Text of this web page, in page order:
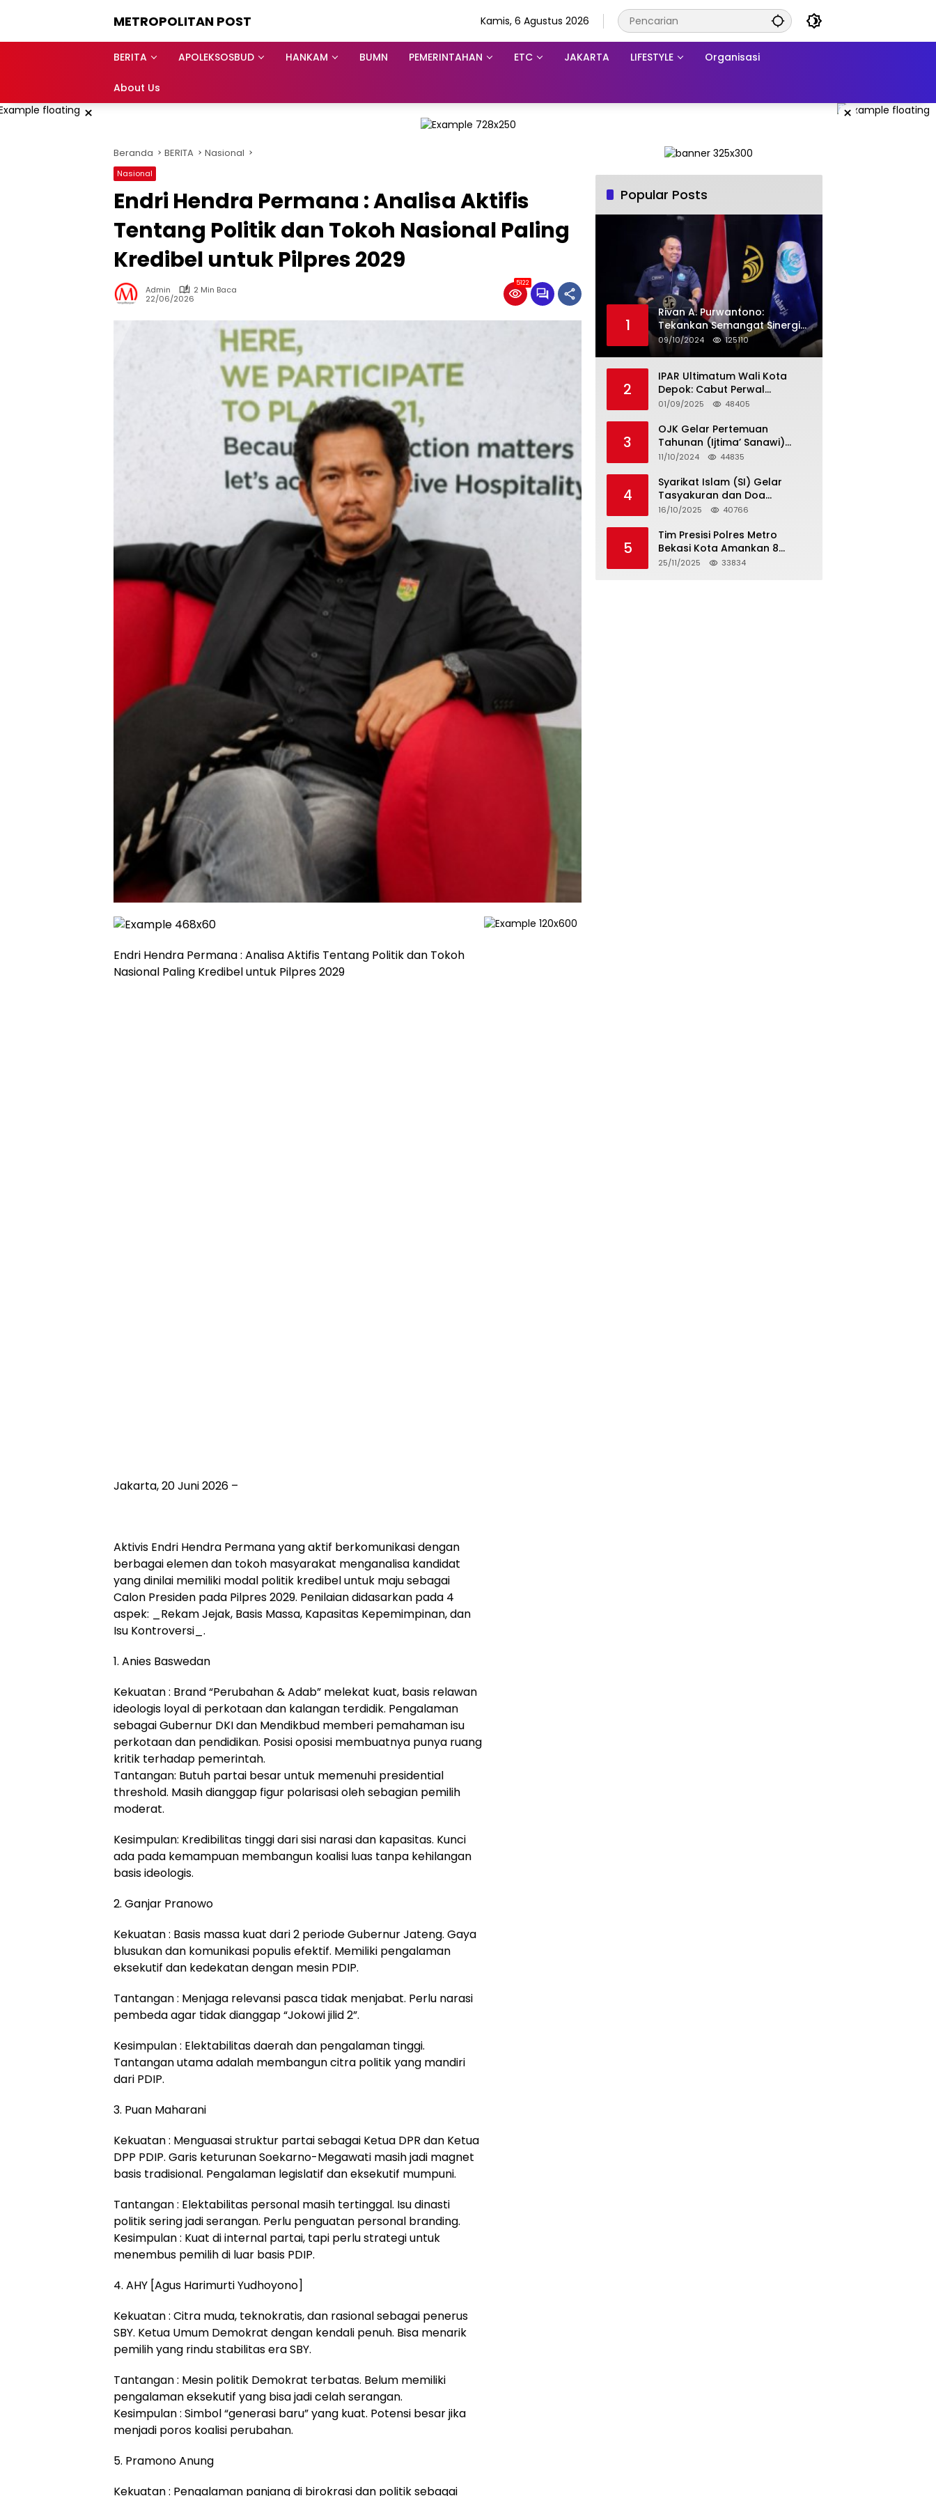
METROPOLITAN POST Kamis, 6 Agustus 2026
BERITA APOLEKSOSBUD HANKAM BUMN PEMERINTAHAN ETC JAKARTA LIFESTYLE Organisasi
About Us
× ×
Beranda BERITA Nasional
Nasional
Endri Hendra Permana : Analisa Aktifis
Tentang Politik dan Tokoh Nasional Paling
Kredibel untuk Pilpres 2029
Admin
2 Min Baca
22/06/2026
5122
Endri Hendra Permana : Analisa Aktifis Tentang Politik dan Tokoh
Nasional Paling Kredibel untuk Pilpres 2029
Jakarta, 20 Juni 2026 –
Aktivis Endri Hendra Permana yang aktif berkomunikasi dengan
berbagai elemen dan tokoh masyarakat menganalisa kandidat
yang dinilai memiliki modal politik kredibel untuk maju sebagai
Calon Presiden pada Pilpres 2029. Penilaian didasarkan pada 4
aspek: _Rekam Jejak, Basis Massa, Kapasitas Kepemimpinan, dan
Isu Kontroversi_.
1. Anies Baswedan
Kekuatan : Brand “Perubahan & Adab” melekat kuat, basis relawan
ideologis loyal di perkotaan dan kalangan terdidik. Pengalaman
sebagai Gubernur DKI dan Mendikbud memberi pemahaman isu
perkotaan dan pendidikan. Posisi oposisi membuatnya punya ruang
kritik terhadap pemerintah.
Tantangan: Butuh partai besar untuk memenuhi presidential
threshold. Masih dianggap figur polarisasi oleh sebagian pemilih
moderat.
Kesimpulan: Kredibilitas tinggi dari sisi narasi dan kapasitas. Kunci
ada pada kemampuan membangun koalisi luas tanpa kehilangan
basis ideologis.
2. Ganjar Pranowo
Kekuatan : Basis massa kuat dari 2 periode Gubernur Jateng. Gaya
blusukan dan komunikasi populis efektif. Memiliki pengalaman
eksekutif dan kedekatan dengan mesin PDIP.
Tantangan : Menjaga relevansi pasca tidak menjabat. Perlu narasi
pembeda agar tidak dianggap “Jokowi jilid 2”.
Kesimpulan : Elektabilitas daerah dan pengalaman tinggi.
Tantangan utama adalah membangun citra politik yang mandiri
dari PDIP.
3. Puan Maharani
Kekuatan : Menguasai struktur partai sebagai Ketua DPR dan Ketua
DPP PDIP. Garis keturunan Soekarno-Megawati masih jadi magnet
basis tradisional. Pengalaman legislatif dan eksekutif mumpuni.
Tantangan : Elektabilitas personal masih tertinggal. Isu dinasti
politik sering jadi serangan. Perlu penguatan personal branding.
Kesimpulan : Kuat di internal partai, tapi perlu strategi untuk
menembus pemilih di luar basis PDIP.
4. AHY [Agus Harimurti Yudhoyono]
Kekuatan : Citra muda, teknokratis, dan rasional sebagai penerus
SBY. Ketua Umum Demokrat dengan kendali penuh. Bisa menarik
pemilih yang rindu stabilitas era SBY.
Tantangan : Mesin politik Demokrat terbatas. Belum memiliki
pengalaman eksekutif yang bisa jadi celah serangan.
Kesimpulan : Simbol “generasi baru” yang kuat. Potensi besar jika
menjadi poros koalisi perubahan.
5. Pramono Anung
Kekuatan : Pengalaman panjang di birokrasi dan politik sebagai
Popular Posts
1
Rivan A. Purwantono:
Tekankan Semangat Sinergi
dan Kolaborasi dalam
Rakernas Serikat Pekerja Jasa
09/10/2024 125110
2
IPAR Ultimatum Wali Kota
Depok: Cabut Perwal
Tunjangan DPRD Rp40 Juta
Aksi Rakyat
01/09/2025 48405
3
OJK Gelar Pertemuan
Tahunan (Ijtima’ Sanawi)
Dewan Pengawas Syariah
11/10/2024 44835
4
Syarikat Islam (SI) Gelar
Tasyakuran dan Doa
Bersama Organisasi
16/10/2025 40766
5
Tim Presisi Polres Metro
Bekasi Kota Amankan 8
Remaja Diduga Hendak
25/11/2025 33834